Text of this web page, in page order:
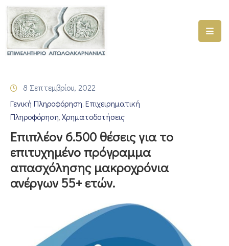
ΑΡΧΙΚΗ
ΓΕΜΗ
–
ΥΜΣ
ΠΡΟΓΡΑΜΜΑΤΑ
ΕΠΙΜΕΛΗΤΗΡΙΟΥ
ΣΥΜΜΕΤΟΧΗ
ΣΕ
ΕΠΙΚΑΙΡΟΤΗΤΑ
8 Σεπτεμβρίου, 2022
Γενική Πληροφόρηση‚ Επιχειρηματική
Πληροφόρηση‚ Χρηματοδοτήσεις
Επιπλέον 6.500 θέσεις για το
επιτυχημένο πρόγραμμα
απασχόλησης μακροχρόνια
ανέργων 55+ ετών.